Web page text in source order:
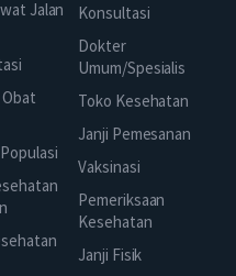
Jalan
Konsultasi
Dokter
Umum/Spesialis
Toko Kesehatan
Janji Pemesanan
Vaksinasi
Pemeriksaan
Kesehatan
Janji Fisik